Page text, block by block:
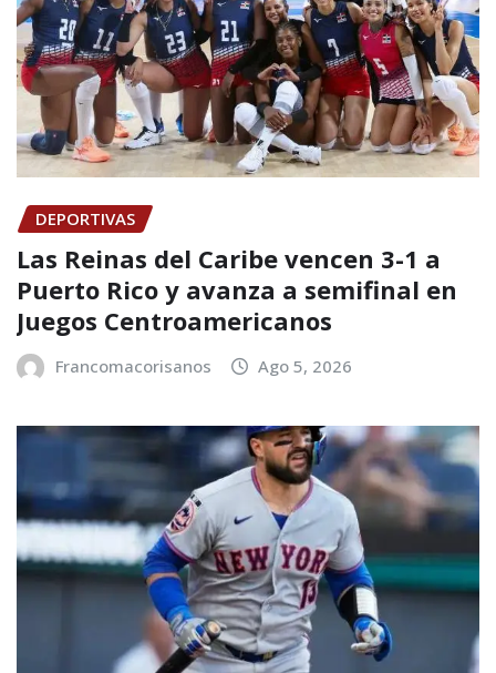
DEPORTIVAS
Las Reinas del Caribe vencen 3-1 a
Puerto Rico y avanza a semifinal en
Juegos Centroamericanos
Francomacorisanos Ago 5, 2026